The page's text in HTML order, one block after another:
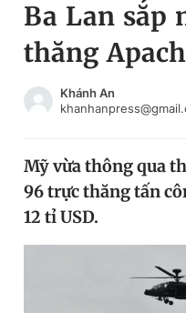
Chuyên mục
Chuyên mục khác
Tin thị trường
Video
Đổi mật khẩu
Tin đã lưu
Tin đã xem
Đăng xuất
Ba Lan sắp
thăng
Khánh An
Mỹ vừa thông qua
96 trực thăng tấn
12 tỉ USD.